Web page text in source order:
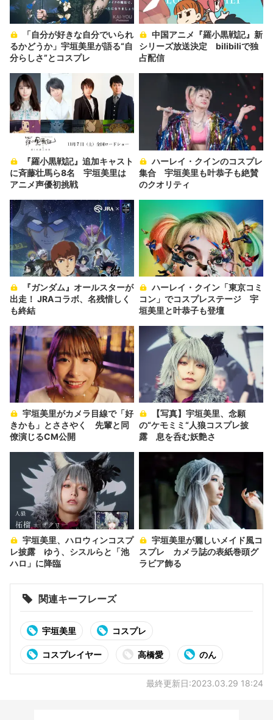
るかどうか」宇垣美里が語る“自
分らしさ”とコスプレ
シリーズ放送決定 bilibiliで独
占配信
に斉藤壮馬ら8名 宇垣美里は
アニメ声優初挑戦
ハーレイ・クインのコスプレ
集合 宇垣美里も叶恭子も絶賛
のクオリティ
出走！ JRAコラボ、名残惜しく
も終結
ハーレイ・クイン「東京コミ
コン」でコスプレステージ 宇
垣美里と叶恭子も登壇
きかも」とささやく 先輩と同
僚演じるCM公開
の“ケモミミ“人狼コスプレ披
露 息を呑む妖艶さ
レ披露 ゆう、シスルらと「池
ハロ」に降臨
スプレ カメラ誌の表紙巻頭グ
ラビア飾る
関連キーフレーズ
宇垣美里 コスプレ
コスプレイヤー 高橋愛 のん
最終更新日:2023.03.29 18:24